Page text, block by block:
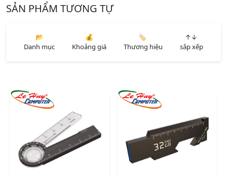
SẢN PHẨM TƯƠNG TỰ
📂
Danh mục
💰
Khoảng giá
🏷️
Thương hiệu
↑↓
sắp xếp